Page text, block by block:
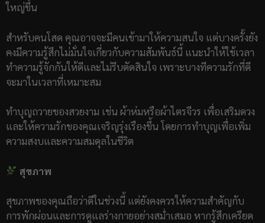
ใหญ่ขึ้น
สำหรับคนโสด คุณอาจจะมีคนเข้ามาให้ความสนใจ แต่บางครั้งยัง
คงมีความรู้สึกไม่มั่นใจเกี่ยวกับความสัมพันธ์นี้ แนะนำให้ใช้เวลา
ทำความรู้จักกันให้ดีและไม่รีบตัดสินใจ เพราะบางทีความรักที่ดี
จะมาในเวลาที่เหมาะสม
ทำบุญถวายของสวยงาม เช่น ผ้าห่มหรือผ้าไตรจีวร เพื่อเสริมดวง
และให้ความรักของคุณเจริญรุ่งเรืองขึ้น โดยการทำบุญเพื่อเพิ่ม
ความสงบและความสมดุลในชีวิต
สุขภาพ
สุขภาพของคุณถือว่าดีในช่วงนี้ แต่ยังคงควรให้ความสำคัญกับ
การพักผ่อนและการดูแลร่างกายอย่างสม่ำเสมอ หากรู้สึกเครียด